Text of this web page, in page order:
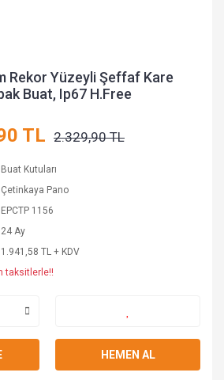
Rekor Yüzeyli Şeffaf Kare
Buat, Ip67 H.Free
TL 2.329,90 TL
Buat Kutuları
Çetinkaya Pano
EPCTP 1156
24 Ay
1.941,58 TL + KDV
taksitlerle!!
HEMEN AL